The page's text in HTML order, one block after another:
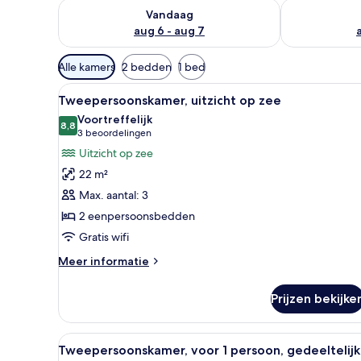
Vandaag
aug 6 - aug 7
De beschikbaarheid controleren voor vanavond aug
De
Beschikbare
filters
voor
kamers
Alle kamers 2 bedden 1 bed
Alle
foto's
voor
Tweepersoonskamer,
uitzicht
op
zee
laden
Een kluis op de kamer, een
7
Tweepersoonskamer, uitzicht op zee
8,88,8 van 10
Voortreffelijk
3 beoordelingen
(3
beoordelingen)
Uitzicht op zee
22 m²
Max. aantal: 3
2 eenpersoonsbedden
Gratis wifi
Meer informatie
Meer
uitzicht
op
zee
Prijzen
Alle
Een kluis op de kamer, een
6
Tweepersoonskamer, voor 1 persoon, gedeeltelijk